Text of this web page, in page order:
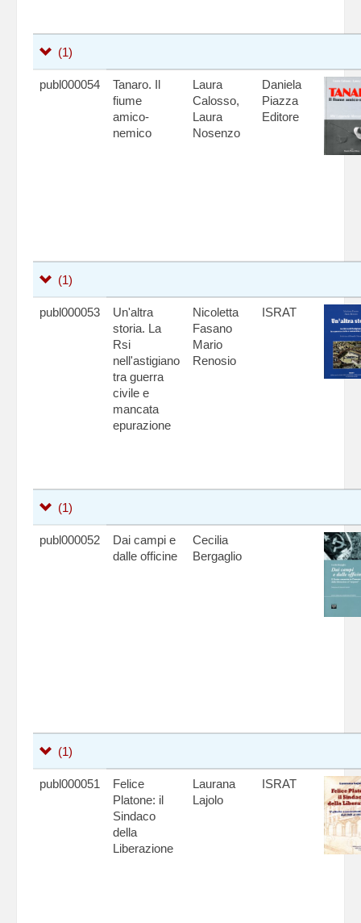
(1)
publ000054
Tanaro. Il
fiume
amico-
nemico
Laura
Calosso,
Laura
Nosenzo
Daniela
Piazza
Editore
(1)
publ000053
Un'altra
storia. La
Rsi
nell'astigiano
tra guerra
civile e
mancata
epurazione
Nicoletta
Fasano
Mario
Renosio
ISRAT
(1)
publ000052
Dai campi e
dalle officine
Cecilia
Bergaglio
(1)
publ000051
Felice
Platone: il
Sindaco
della
Liberazione
Laurana
Lajolo
ISRAT